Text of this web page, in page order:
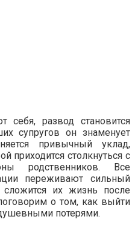
себя, развод становится
супругов он знаменует
привычный уклад,
приходится столкнуться с
родственников. Все
переживают сильный
их жизнь после
о том, как выйти
потерями.